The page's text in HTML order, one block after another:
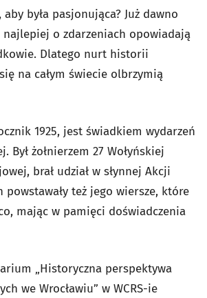
była pasjonująca? Już dawno
o zdarzeniach opowiadają
Dlatego nurt historii
na całym świecie olbrzymią
1925, jest świadkiem wydarzeń
Był żołnierzem 27 Wołyńskiej
brał udział w słynnej Akcji
powstawały też jego wiersze, które
mając w pamięci doświadczenia
„Historyczna perspektywa
we Wrocławiu” w WCRS-ie